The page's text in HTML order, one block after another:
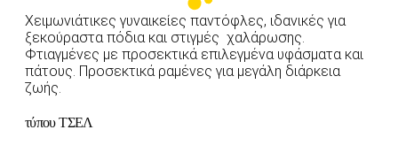
Χειμωνιάτικες γυναικείες παντόφλες, ιδανικές για
ξεκούραστα πόδια και στιγμές χαλάρωσης.
Φτιαγμένες με προσεκτικά επιλεγμένα υφάσματα και
πάτους. Προσεκτικά ραμένες για μεγάλη διάρκεια
ζωής.
τύπου ΤΣΕΛ